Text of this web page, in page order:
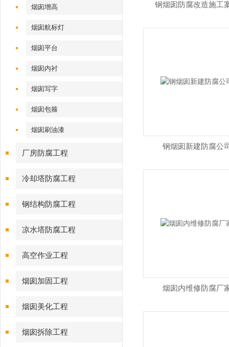
烟囱增高
烟囱航标灯
烟囱平台
烟囱内衬
烟囱写字
烟囱包箍
烟囱刷油漆
厂房防腐工程
冷却塔防腐工程
钢结构防腐工程
凉水塔防腐工程
高空作业工程
烟囱加固工程
烟囱美化工程
烟囱拆除工程
钢烟囱防腐改造施工
钢烟囱新建防腐公
烟囱内维修防腐厂